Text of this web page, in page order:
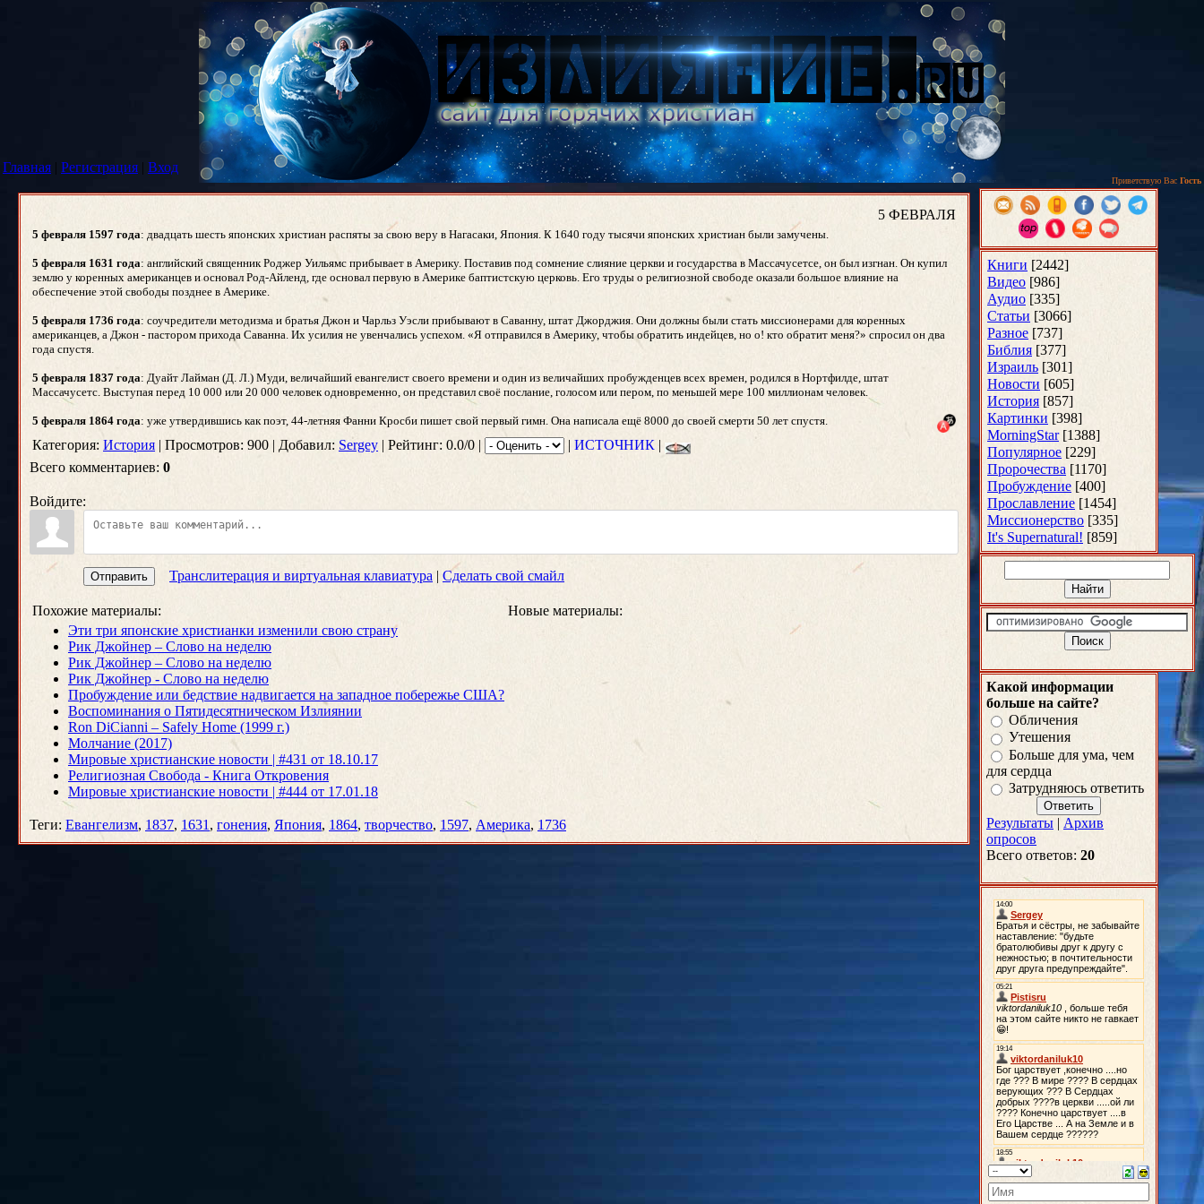
Главная | Регистрация | Вход
Приветствую Вас Гость
5 ФЕВРАЛЯ
5 февраля 1597 года: двадцать шесть японских христиан распяты за свою веру в Нагасаки, Япония. К 1640 году тысячи японских христиан были замучены.
5 февраля 1631 года: английский священник Роджер Уильямс прибывает в Америку. Поставив под сомнение слияние церкви и государства в Массачусетсе, он был изгнан. Он купил
землю у коренных американцев и основал Род-Айленд, где основал первую в Америке баптистскую церковь. Его труды о религиозной свободе оказали большое влияние на
обеспечение этой свободы позднее в Америке.
5 февраля 1736 года: соучредители методизма и братья Джон и Чарльз Уэсли прибывают в Саванну, штат Джорджия. Они должны были стать миссионерами для коренных
американцев, а Джон - пастором прихода Саванна. Их усилия не увенчались успехом. «Я отправился в Америку, чтобы обратить индейцев, но о! кто обратит меня?» спросил он два
года спустя.
5 февраля 1837 года: Дуайт Лайман (Д. Л.) Муди, величайший евангелист своего времени и один из величайших пробужденцев всех времен, родился в Нортфилде, штат
Массачусетс. Выступая перед 10 000 или 20 000 человек одновременно, он представил своё послание, голосом или пером, по меньшей мере 100 миллионам человек.
5 февраля 1864 года: уже утвердившись как поэт, 44-летняя Фанни Кросби пишет свой первый гимн. Она написала ещё 8000 до своей смерти 50 лет спустя.
Категория: История | Просмотров: 900 | Добавил: Sergey | Рейтинг: 0.0/0 | | ИСТОЧНИК |
Всего комментариев: 0
Войдите:
Отправить Транслитерация и виртуальная клавиатура | Сделать свой смайл
Похожие материалы:
Новые материалы:
Эти три японские христианки изменили свою страну
Рик Джойнер – Слово на неделю
Рик Джойнер – Слово на неделю
Рик Джойнер - Слово на неделю
Пробуждение или бедствие надвигается на западное побережье США?
Воспоминания о Пятидесятническом Излиянии
Ron DiCianni – Safely Home (1999 г.)
Молчание (2017)
Мировые христианские новости | #431 от 18.10.17
Религиозная Свобода - Книга Откровения
Мировые христианские новости | #444 от 17.01.18
Теги: Евангелизм, 1837, 1631 , гонения, Япония, 1864, творчество, 1597, Америка, 1736
Книги [2442]
Видео [986]
Аудио [335]
Статьи [3066]
Разное [737]
Библия [377]
Израиль [301]
Новости [605]
История [857]
Картинки [398]
MorningStar [1388]
Популярное [229]
Пророчества [1170]
Пробуждение [400]
Прославление [1454]
Миссионерство [335]
It's Supernatural! [859]
Какой информации
больше на сайте?
Обличения
Утешения
Больше для ума, чем
для сердца
Затрудняюсь ответить
Результаты | Архив
опросов
Всего ответов: 20